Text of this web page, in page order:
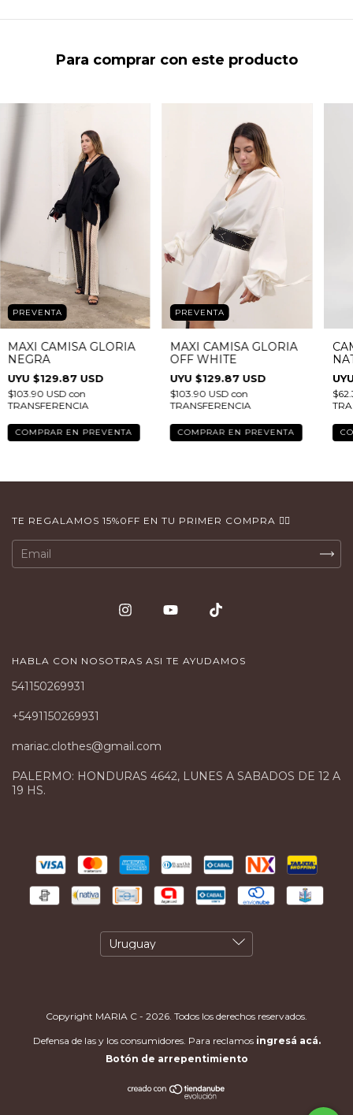
Para comprar con este producto
PREVENTA
MAXI CAMISA GLORIA
NEGRA
$129.87 USD
$103.90 USDcon
TRANSFERENCIA
COMPRAR EN PREVENTA
PREVENTA
MAXI CAMISA GLORIA
OFF WHITE
$129.87 USD
$103.90 USDcon
TRANSFERENCIA
COMPRAR EN PREVENTA
TE REGALAMOS 15%0FF EN TU PRIMER COMPRA 👇🏻
HABLA CON NOSOTRAS ASI TE AYUDAMOS
541150269931
+5491150269931
mariac.clothes@gmail.com
PALERMO: HONDURAS 4642, LUNES A SABADOS DE 12 A
19 HS.
Copyright MARIA C - 2026. Todos los derechos reservados.
Defensa de las y los consumidores. Para reclamos ingresá acá.
Botón de arrepentimiento